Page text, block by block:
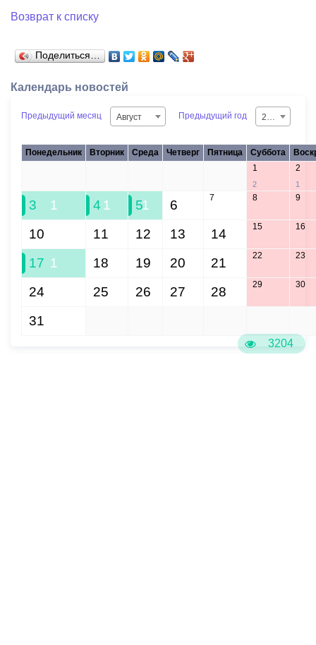
3204
Возврат к списку
Поделиться…
Календарь новостей
Предыдущий месяц Август Предыдущий год 2026
Понедельник Вторник Среда Четверг Пятница Суббота
1
2
2
1
3 1 4 1 51 6 7 8 9
10 11 12 13 14 15 16
17 1 18 19 20 21 22 23
24 25 26 27 28 29 30
31